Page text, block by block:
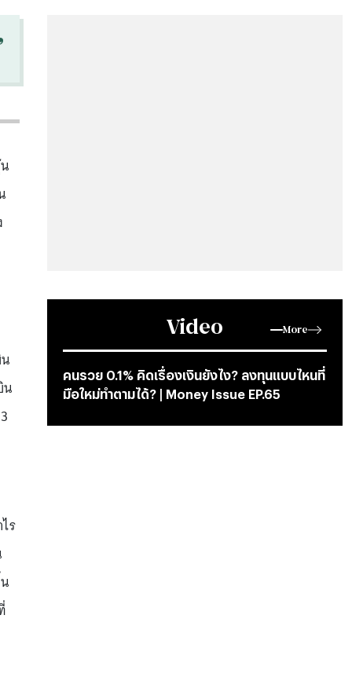
Video More
คนรวย 0.1% คิดเรื่องเงินยังไง? ลงทุนแบบไหนที่
มือใหม่ทำตามได้? | Money Issue EP.65
น
ร